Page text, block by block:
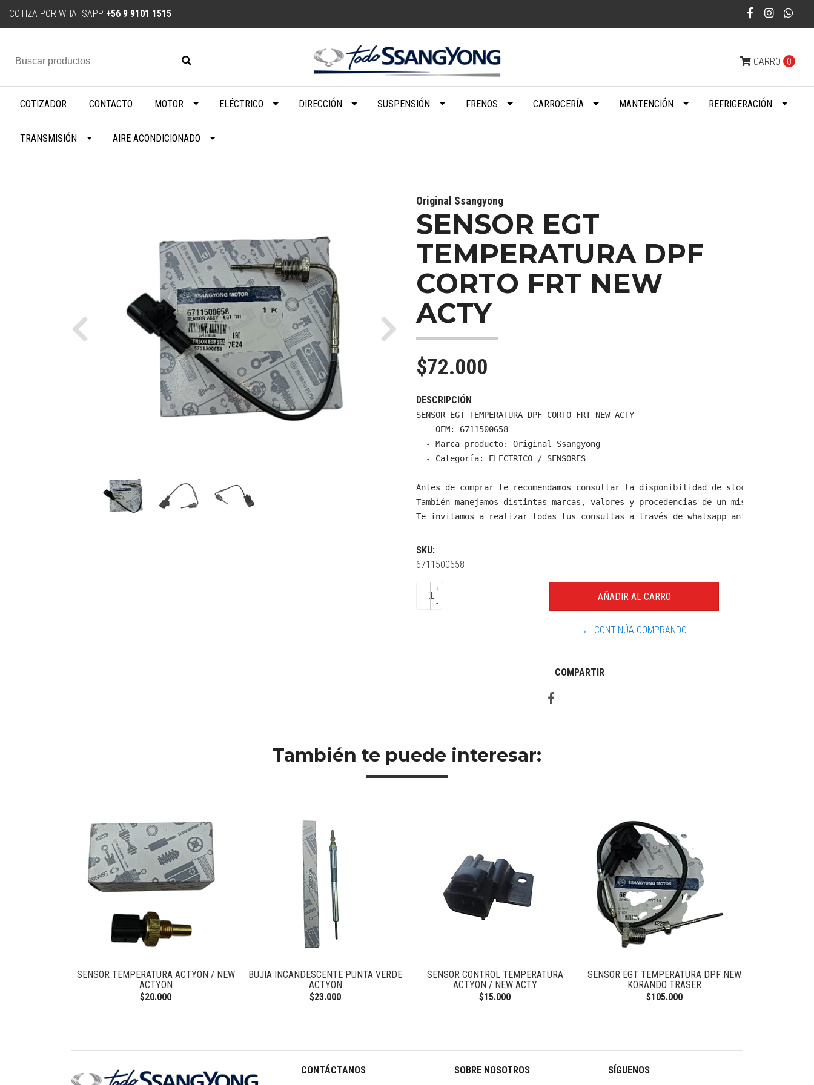
COTIZA POR WHATSAPP +56 9 9101 1515
CARRO 0
COTIZADOR CONTACTO MOTOR ELÉCTRICO DIRECCIÓN SUSPENSIÓN FRENOS CARROCERÍA MANTENCIÓN REFRIGERACIÓN
TRANSMISIÓN AIRE ACONDICIONADO
Previous Next
Original Ssangyong
SENSOR EGT
TEMPERATURA DPF
CORTO FRT NEW
ACTY
$72.000
DESCRIPCIÓN
SENSOR EGT TEMPERATURA DPF CORTO FRT NEW ACTY
  - OEM: 6711500658
  - Marca producto: Original Ssangyong
  - Categoría: ELECTRICO / SENSORES
Antes de comprar te recomendamos consultar la disponibilidad de stock y
También manejamos distintas marcas, valores y procedencias de un mismo producto.
Te invitamos a realizar todas tus consultas a través de whatsapp antes de
SKU:
6711500658
+
-
← CONTINÚA COMPRANDO
COMPARTIR
También te puede interesar:
SENSOR TEMPERATURA ACTYON / NEW
ACTYON
$20.000
BUJIA INCANDESCENTE PUNTA VERDE
ACTYON
$23.000
SENSOR CONTROL TEMPERATURA
ACTYON / NEW ACTY
$15.000
SENSOR EGT TEMPERATURA DPF NEW
KORANDO TRASER
$105.000
CONTÁCTANOS SOBRE NOSOTROS SÍGUENOS